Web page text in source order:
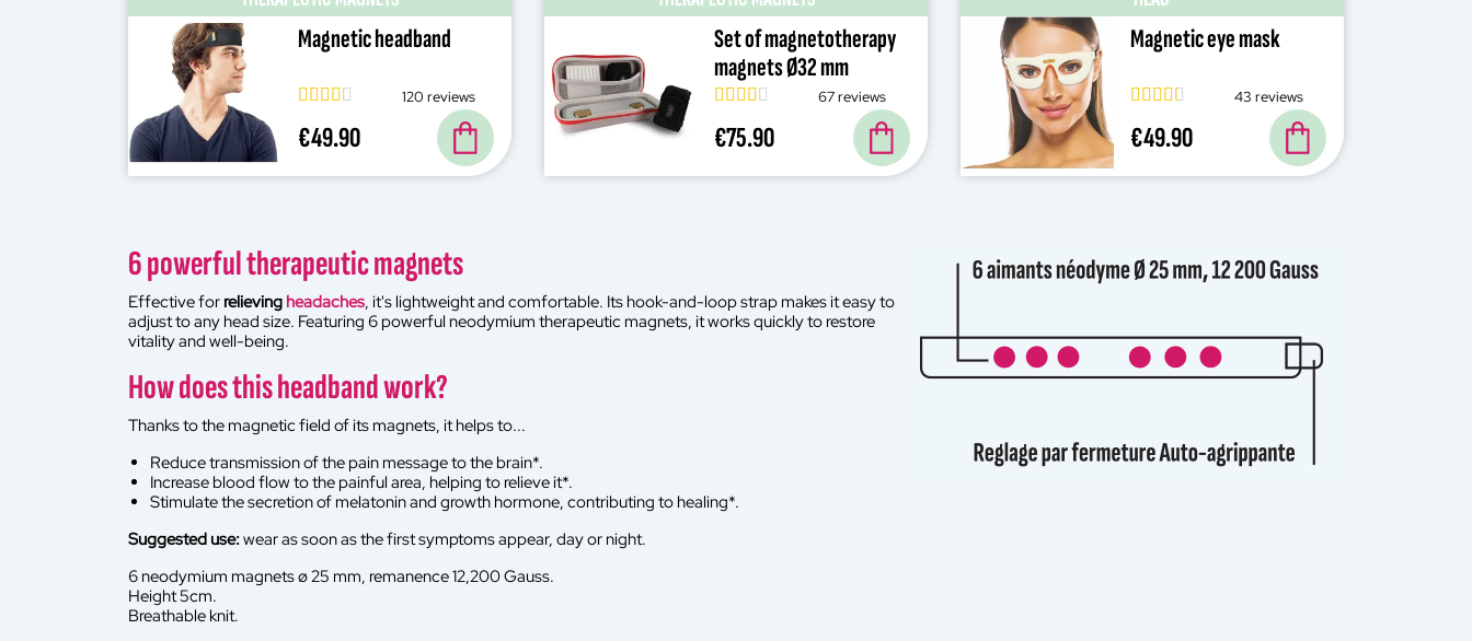
Magnetic headband
120 reviews
€49.90
Set of magnetotherapy
magnets Ø32 mm
67 reviews
€75.90
Magnetic eye mask
43 reviews
€49.90
6 powerful therapeutic magnets
Effective for relieving headaches, it's lightweight and comfortable. Its hook-and-loop strap makes it easy to
adjust to any head size. Featuring 6 powerful neodymium therapeutic magnets, it works quickly to restore
vitality and well-being.
How does this headband work?
Thanks to the magnetic field of its magnets, it helps to...
Reduce transmission of the pain message to the brain*.
Increase blood flow to the painful area, helping to relieve it*.
Stimulate the secretion of melatonin and growth hormone, contributing to healing*.
Suggested use:wear as soon as the first symptoms appear, day or night.
6 neodymium magnets ø 25 mm, remanence 12,200 Gauss.
Height 5cm.
Breathable knit.